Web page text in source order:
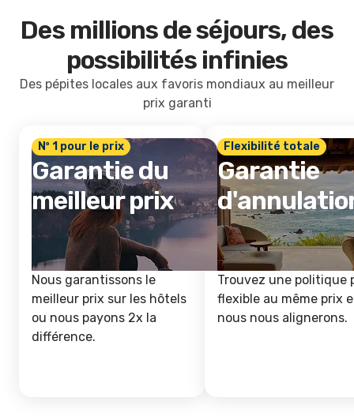
Des millions de séjours, des
possibilités infinies
Des pépites locales aux favoris mondiaux au meilleur
prix garanti
Nº 1 pour le prix
Garantie du
meilleur prix
Nous garantissons le
meilleur prix sur les hôtels
ou nous payons 2x la
différence.
Flexibilité totale
Garantie
Trouvez une politique
flexible au même prix
nous nous alignerons.